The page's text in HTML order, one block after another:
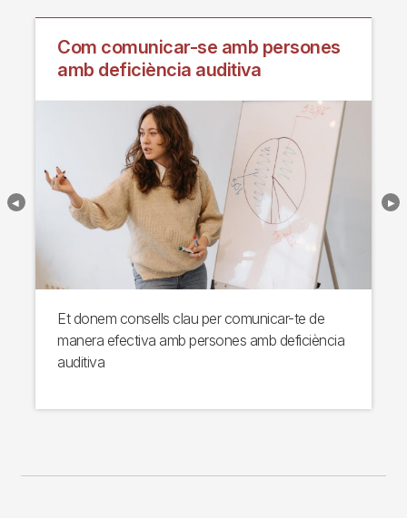
Com comunicar-se amb persones
amb deficiència auditiva
Et donem consells clau per comunicar-te de
manera efectiva amb persones amb deficiència
auditiva